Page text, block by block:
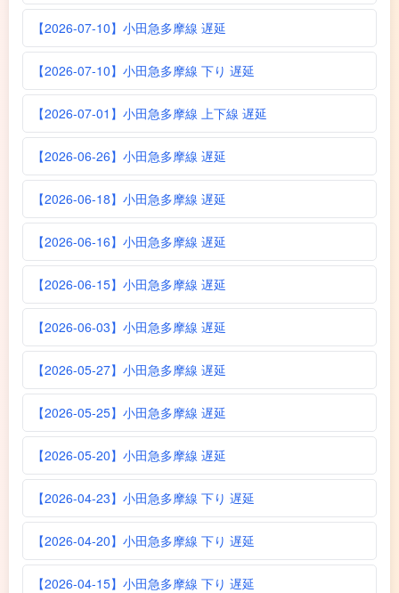
【2026-07-10】小田急多摩線 遅延
【2026-07-10】小田急多摩線 下り 遅延
【2026-07-01】小田急多摩線 上下線 遅延
【2026-06-26】小田急多摩線 遅延
【2026-06-18】小田急多摩線 遅延
【2026-06-16】小田急多摩線 遅延
【2026-06-15】小田急多摩線 遅延
【2026-06-03】小田急多摩線 遅延
【2026-05-27】小田急多摩線 遅延
【2026-05-25】小田急多摩線 遅延
【2026-05-20】小田急多摩線 遅延
【2026-04-23】小田急多摩線 下り 遅延
【2026-04-20】小田急多摩線 下り 遅延
【2026-04-15】小田急多摩線 下り 遅延